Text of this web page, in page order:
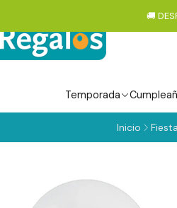
Temporada
🚚
Inicio Fiesta